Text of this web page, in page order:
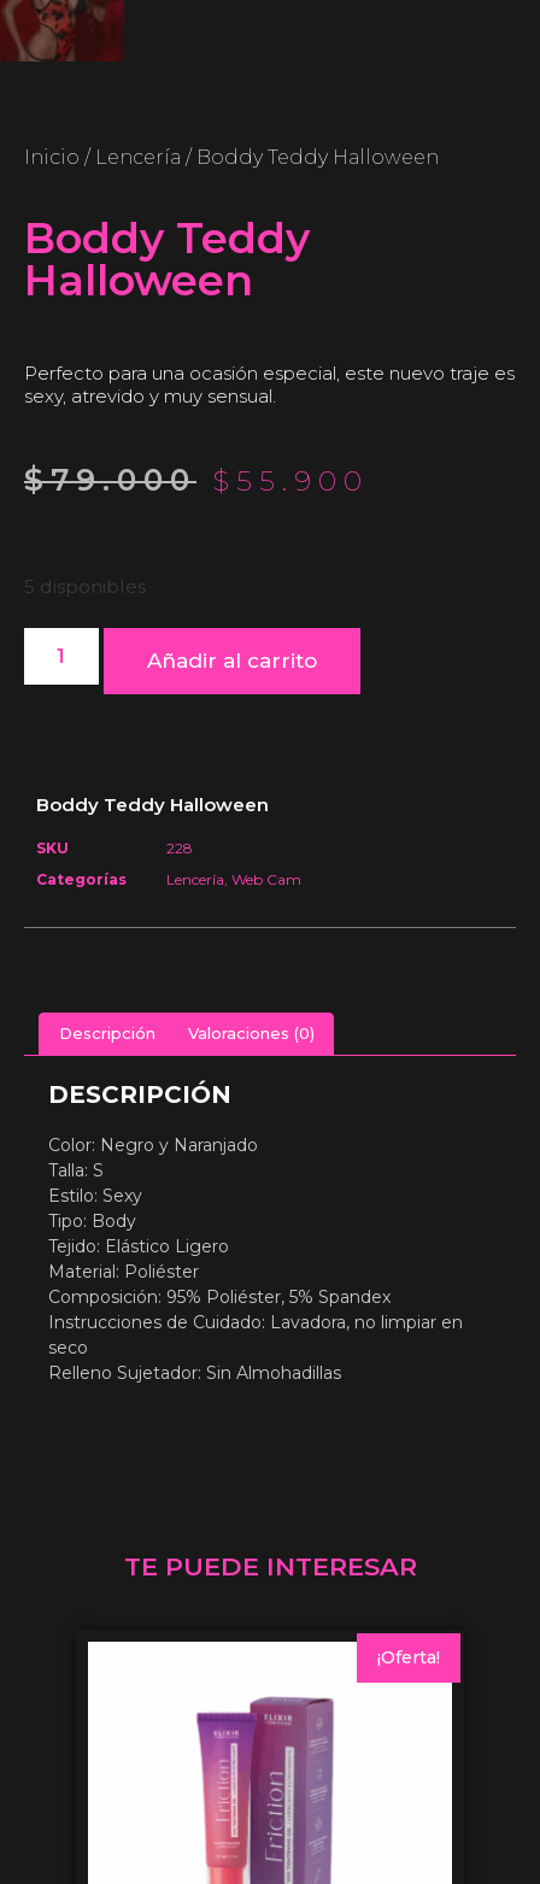
Inicio / Lencería / Boddy Teddy Halloween
Boddy Teddy
Halloween
Perfecto para una ocasión especial, este nuevo traje es
sexy, atrevido y muy sensual.
$79.000 $ 55.900
5 disponibles
Añadir al carrito
Boddy Teddy Halloween
SKU
228
Categorías
Lencería, Web Cam
Descripción Valoraciones (0)
DESCRIPCIÓN
Color: Negro y Naranjado
Talla: S
Estilo: Sexy
Tipo: Body
Tejido: Elástico Ligero
Material: Poliéster
Composición: 95% Poliéster, 5% Spandex
Instrucciones de Cuidado: Lavadora, no limpiar en
seco
Relleno Sujetador: Sin Almohadillas
TE PUEDE INTERESAR
¡Oferta!